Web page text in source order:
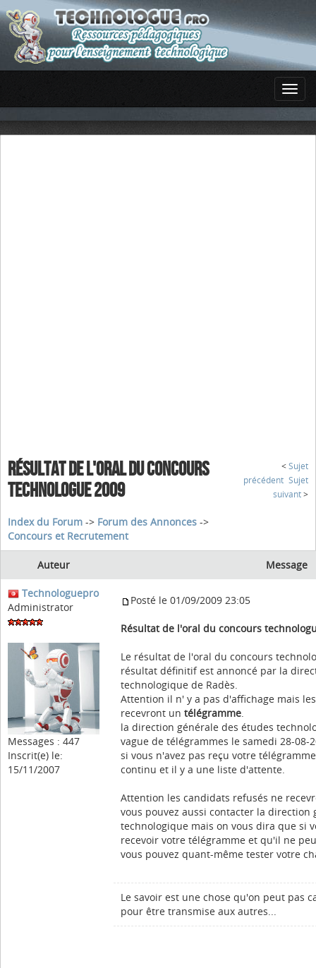
RÉSULTAT DE L'ORAL DU CONCOURS
TECHNOLOGUE 2009
< Sujet
précédent Sujet
suivant >
Index du Forum -> Forum des Annonces ->
Concours et Recrutement
Auteur Message
Technologuepro
Administrator
Messages : 447
Inscrit(e) le:
15/11/2007
Posté le 01/09/2009 23:05
Résultat de l'oral du concours
Le résultat de l'oral du concours
résultat définitif est annoncé par la
technologique de Radès.
Attention il n' y a pas d'affichage mais
recevront un télégramme.
la direction générale des études
vague de télégrammes le samedi 28-08-
si vous n'avez pas reçu votre
continu et il y a une liste d'attente.
Attention les candidats refusés ne
vous pouvez aussi contacter la direction
technologique mais on vous dira que si
recevoir votre télégramme et qu'il ne
vous pouvez quant-même tester votre
Le savoir est une chose qu'on peut pas
pour être transmise aux autres...